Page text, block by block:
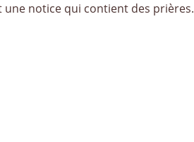
notice qui contient des prières.